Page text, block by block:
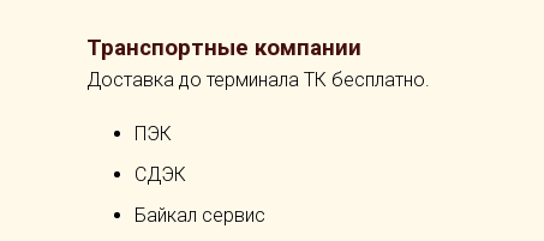
Транспортные компании
Доставка до терминала ТК бесплатно.
ПЭК
СДЭК
Байкал сервис